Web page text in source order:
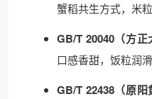
蟹稻共生方式，米
GB/T 20040（方正
口感香甜，饭粒润
GB/T 22438（原阳